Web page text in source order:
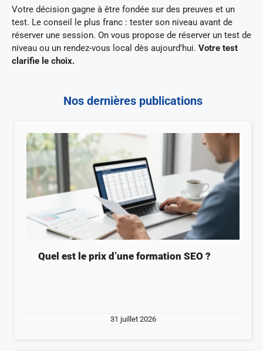
Votre décision gagne à être fondée sur des preuves et un
test. Le conseil le plus franc : tester son niveau avant de
réserver une session. On vous propose de réserver un test de
niveau ou un rendez-vous local dès aujourd’hui. Votre test
clarifie le choix.
Nos dernières publications
Quel est le prix d’une formation SEO ?
31 juillet 2026